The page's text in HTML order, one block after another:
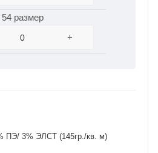
54 размер
+
ПЭ/ 3% ЭЛСТ (145гр./кв. м)